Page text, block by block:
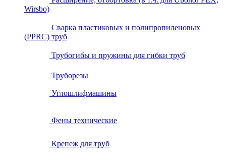
Wirsbo)
Сварка пластиковых и полипропиленовых
(PPRC) труб
Трубогибы и пружины для гибки труб
Труборезы
Углошлифмашины
Фены технические
Крепеж для труб